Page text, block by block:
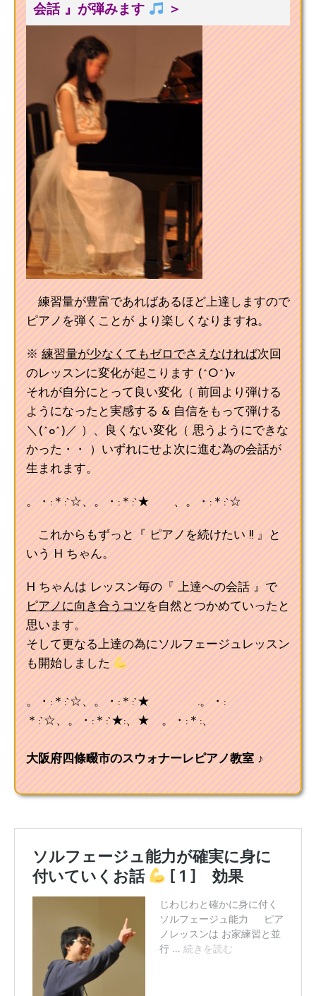
会話 』が弾みます
＞
練習量が豊富であればあるほど上達しますので
ピアノを弾くことが より楽しくなりますね。
※ 練習量が少なくてもゼロでさえなければ次回
のレッスンに変化が起こります (^O^)v
それが自分にとって良い変化（ 前回より弾ける
ようになったと実感する & 自信をもって弾ける
＼(^o^)／ ）、良くない変化（ 思うようにできな
かった・・ ）いずれにせよ次に進む為の会話が
生まれます。
。・:＊:`☆、。・:＊:`★ 、。・:＊:`☆
これからもずっと『 ピアノを続けたい !! 』と
いう H ちゃん。
H ちゃんは レッスン毎の『 上達への会話 』で
ピアノに向き合うコツを自然とつかめていったと
思います。
そして更なる上達の為にソルフェージュレッスン
も開始しました
。・:＊:`☆、。・:＊:`★ .。・:
＊:`☆、。・:＊:`★:、★ 。・:＊:、
大阪府四條畷市のスウォナーレピアノ教室 ♪